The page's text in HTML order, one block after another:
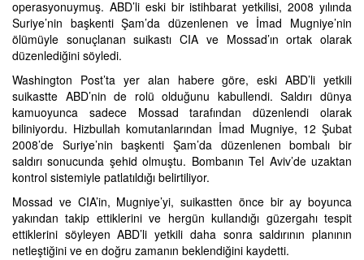
operasyonuymuş. ABD’li eski bir istihbarat yetkilisi, 2008 yılında
Suriye’nin başkenti Şam’da düzenlenen ve İmad Mugniye’nin
ölümüyle sonuçlanan suikastı CIA ve Mossad’ın ortak olarak
düzenlediğini söyledi.
Washington Post’ta yer alan habere göre, eski ABD’li yetkili
suikastte ABD’nin de rolü olduğunu kabullendi. Saldırı dünya
kamuoyunca sadece Mossad tarafından düzenlendi olarak
biliniyordu. Hizbullah komutanlarından İmad Mugniye, 12 Şubat
2008’de Suriye’nin başkenti Şam’da düzenlenen bombalı bir
saldırı sonucunda şehid olmuştu. Bombanın Tel Aviv’de uzaktan
kontrol sistemiyle patlatıldığı belirtiliyor.
Mossad ve CIA’in, Mugniye’yi, suikastten önce bir ay boyunca
yakından takip ettiklerini ve hergün kullandığı güzergahı tespit
ettiklerini söyleyen ABD’li yetkili daha sonra saldırının planının
netleştiğini ve en doğru zamanın beklendiğini kaydetti.